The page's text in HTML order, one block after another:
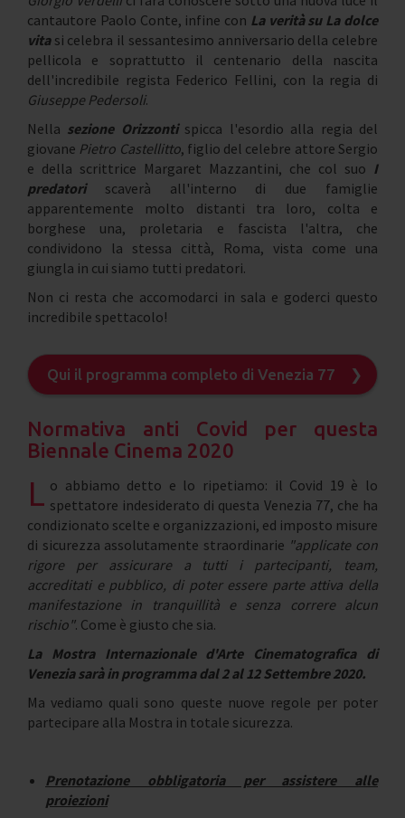
cantautore Paolo Conte, infine con La verità su La dolce
vita si celebra il sessantesimo anniversario della celebre
pellicola e soprattutto il centenario della nascita
dell'incredibile regista Federico Fellini, con la regia di
Giuseppe Pedersoli.
Nella sezione Orizzontispicca l'esordio alla regia del
giovane Pietro Castellitto, figlio del celebre attore Sergio
e della scrittrice Margaret Mazzantini, che col suo I
predatoriscaverà all'interno di due famiglie
apparentemente molto distanti tra loro, colta e
borghese una, proletaria e fascista l'altra, che
condividono la stessa città, Roma, vista come una
giungla in cui siamo tutti predatori.
Non ci resta che accomodarci in sala e goderci questo
incredibile spettacolo!
Qui il programma completo di Venezia 77 ❯
Normativa anti Covid per questa
Biennale Cinema 2020
L o abbiamo detto e lo ripetiamo: il Covid 19 è lo
spettatore indesiderato di questa Venezia 77, che ha
condizionato scelte e organizzazioni, ed imposto misure
di sicurezza assolutamente straordinarie "applicate con
rigore per assicurare a tutti i partecipanti, team,
accreditati e pubblico, di poter essere parte attiva della
manifestazione in tranquillità e senza correre alcun
rischio". Come è giusto che sia.
La Mostra Internazionale d'Arte Cinematografica di
Venezia sarà in programma dal 2 al 12 Settembre 2020.
Ma vediamo quali sono queste nuove regole per poter
partecipare alla Mostra in totale sicurezza.
Prenotazione obbligatoria per assistere alle
proiezioni